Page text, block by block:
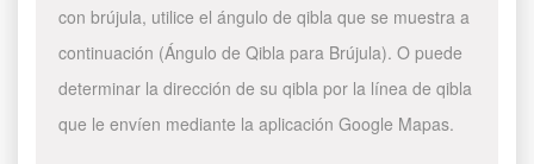
con brújula, utilice el ángulo de qibla que se muestra a
continuación (Ángulo de Qibla para Brújula). O puede
determinar la dirección de su qibla por la línea de qibla
que le envíen mediante la aplicación Google Mapas.